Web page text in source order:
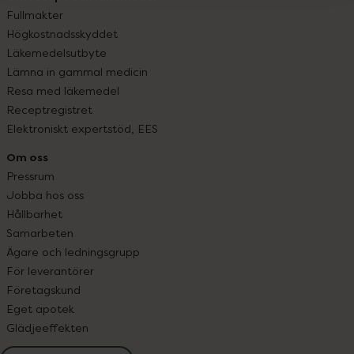
Fullmakter
Högkostnadsskyddet
Läkemedelsutbyte
Lämna in gammal medicin
Resa med läkemedel
Receptregistret
Elektroniskt expertstöd, EES
Om oss
Pressrum
Jobba hos oss
Hållbarhet
Samarbeten
Ägare och ledningsgrupp
För leverantörer
Företagskund
Eget apotek
Glädjeeffekten